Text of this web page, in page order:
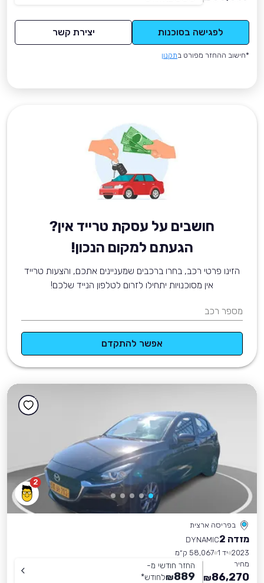
לפגישה בסוכנות יצירת קשר
*חישוב ההחזר מפורט בתקנון
חושבים על עסקת טרייד אין?
הגעתם למקום הנכון!
הזינו פרטי רכב, בחרו ברכבים שמעניינים אתכם, והצעות טרייד
אין מסוכנויות יתחילו לזרום לטלפון הנייד שלכם!
מספר רכב
אפשר להתקדם
2
בפריסה ארצית
מזדה 2
DYNAMIC
2023 יד 1
58,067 ק״מ
מחיר
86,270
₪
החזר חודשי מ-
889
₪לחודש*